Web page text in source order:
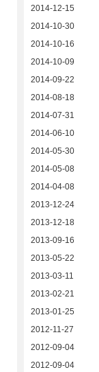
2014-12-15
2014-10-30
2014-10-16
2014-10-09
2014-09-22
2014-08-18
2014-07-31
2014-06-10
2014-05-30
2014-05-08
2014-04-08
2013-12-24
2013-12-18
2013-09-16
2013-05-22
2013-03-11
2013-02-21
2013-01-25
2012-11-27
2012-09-04
2012-09-04